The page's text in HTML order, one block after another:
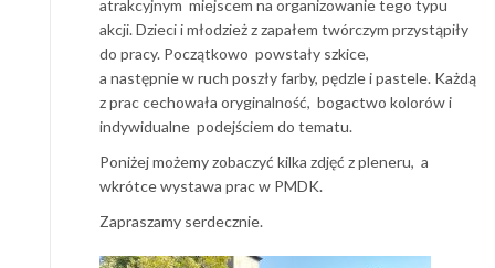
atrakcyjnym miejscem na organizowanie tego typu
akcji. Dzieci i młodzież z zapałem twórczym przystąpiły
do pracy. Początkowo powstały szkice,
a następnie w ruch poszły farby, pędzle i pastele. Każdą
z prac cechowała oryginalność, bogactwo kolorów i
indywidualne podejściem do tematu.
Poniżej możemy zobaczyć kilka zdjęć z pleneru, a
wkrótce wystawa prac w PMDK.
Zapraszamy serdecznie.